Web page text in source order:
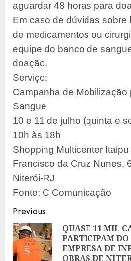
aguardar 48 horas para
Em caso de dúvidas sobre
de medicamentos ou
equipe do banco de
doação.
Serviço:
Campanha de Mobilização
Sangue
10 e 11 de julho (quinta e
10h às 18h
Shopping Multicenter Itaipu
Francisco da Cruz Nunes,
Niterói-RJ
Fonte: C Comunicação
Post
navigation
Previous
QUASE 11 MIL
PARTICIPAM DO
EMPRESA DE
OBRAS DE